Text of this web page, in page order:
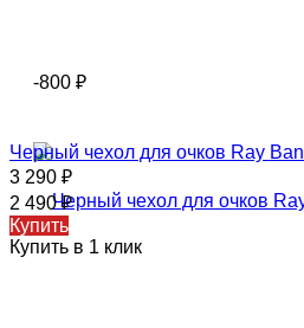
-800 ₽
Черный чехол для очков Ray Ban
3 290 ₽
2 490₽
Купить
Купить в 1 клик